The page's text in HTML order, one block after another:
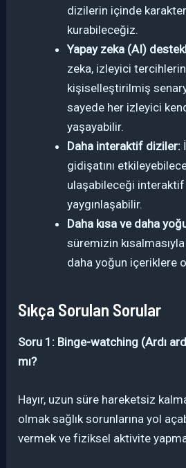
dizilerin içinde
kurabileceğiz.
Yapay zeka (AI)
zeka, izleyici
kişiselleştirilmiş
sayede her izleyici
yaşayabilir.
Daha interaktif diziler:
gidişatını
ulaşabileceği
yaygınlaşabilir.
Daha kısa ve daha
süremizin
daha yoğun içeriklere
Sıkça Sorulan Sorular
Soru 1: Binge-watching (Ardı
mı?
Hayır, uzun süre hareketsiz
olmak sağlık sorunlarına yol
vermek ve fiziksel aktivite